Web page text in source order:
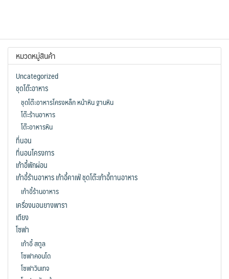
฿47,990.00
variants.
options
may
chosen
the
product
page
variants.
The
หมวดหมู่สินค้า
Uncategorized
ชุดโต๊ะอาหาร
ชุดโต๊ะอาหารโครงหล็ก หน้าหิน ฐานหิน
โต๊ะร้านอาหาร
โต๊ะอาหารหิน
ที่นอน
ที่นอนโครงการ
เก้าอี้พักผ่อน
เก้าอี้ร้านอาหาร เก้าอี้คาเฟ่ ชุดโต๊ะเก้าอี้ทานอาหาร
เก้าอี้ร้านอาหาร
เครื่องนอนยางพารา
เตียง
โซฟา
เก้าอี้ สตูล
โซฟาคอนโด
โซฟาวินเทจ